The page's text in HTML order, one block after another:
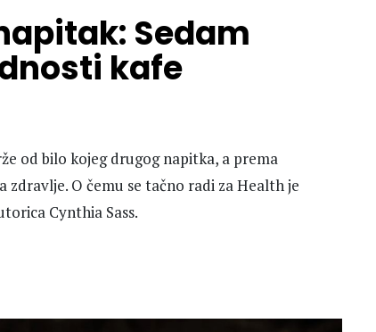
Sedam
kafe
od bilo kojeg drugog napitka, a prema
O čemu se tačno radi za Health je
Cynthia Sass.